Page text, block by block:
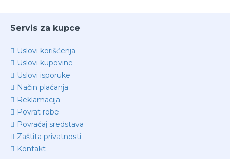
Servis za kupce
Uslovi korišćenja
Uslovi kupovine
Uslovi isporuke
Način plaćanja
Reklamacija
Povrat robe
Povraćaj sredstava
Zaštita privatnosti
Kontakt